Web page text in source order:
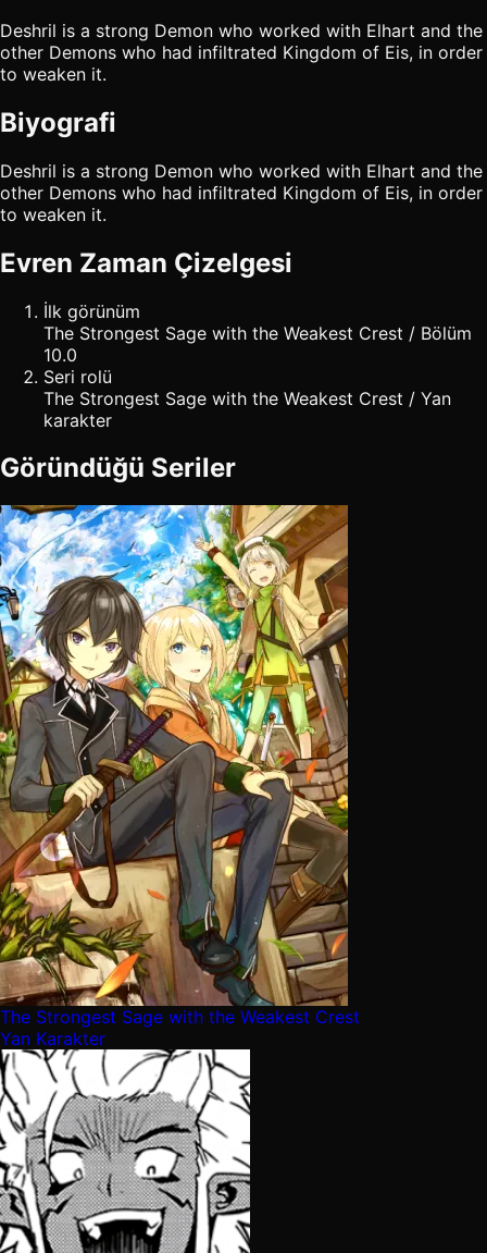
Deshril is a strong Demon who worked with Elhart and the
other Demons who had infiltrated Kingdom of Eis, in order
to weaken it.
Biyografi
Deshril is a strong Demon who worked with Elhart and the
other Demons who had infiltrated Kingdom of Eis, in order
to weaken it.
Evren Zaman Çizelgesi
İlk görünüm
The Strongest Sage with the Weakest Crest / Bölüm
10.0
Seri rolü
The Strongest Sage with the Weakest Crest / Yan
karakter
Göründüğü Seriler
The Strongest Sage with the Weakest Crest
Yan Karakter